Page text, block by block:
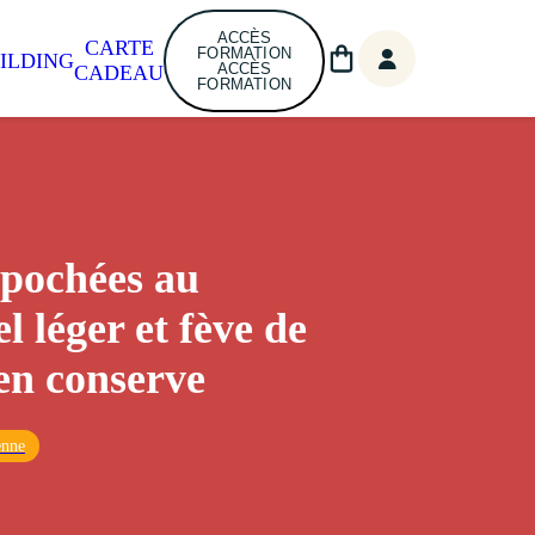
CARTE
CADEAU
ACCÈS
FORMATION
ACCÈS
FORMATION
au
léger et fève de
conserve